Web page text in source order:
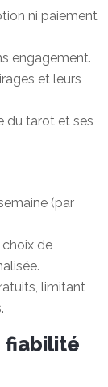
ni paiement
engagement.
et leurs
du tarot et ses
(par
de
limitant
fiabilité